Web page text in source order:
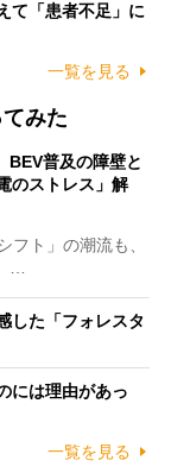
て「患者不足」に
一覧を見る
みた
BEV普及の障壁と
のストレス」解
ト」の潮流も、
…
した「フォレスタ
には理由があっ
一覧を見る